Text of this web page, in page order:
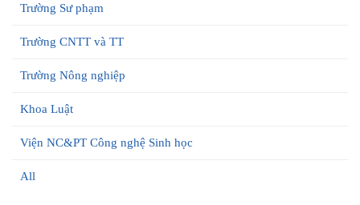
Trường Sư phạm
Trường CNTT và TT
Trường Nông nghiệp
Khoa Luật
Viện NC&PT Công nghệ Sinh học
All